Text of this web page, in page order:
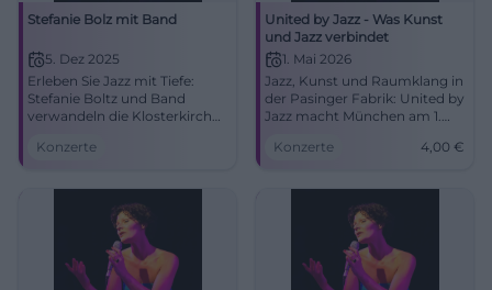
Stefanie Bolz mit Band
5. Dez 2025
Erleben Sie Jazz mit Tiefe:
Stefanie Boltz und Band
verwandeln die Klosterkirche
klingenden Salon. Intime
Abend voller Stimmung und
Konzerte
United by Jazz - Was Kunst
und Jazz verbindet
1. Mai 2026
Jazz, Kunst und Raumklang in
der Pasinger Fabrik: United by
Jazz macht München am 1.
Euro dabei sein. #München
Konzerte 4,00 €